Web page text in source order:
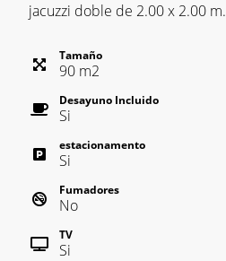
jacuzzi doble de 2.00 x 2.00 m.
Tamaño
90 m2
Desayuno Incluido
Si
estacionamento
Si
Fumadores
No
TV
Si